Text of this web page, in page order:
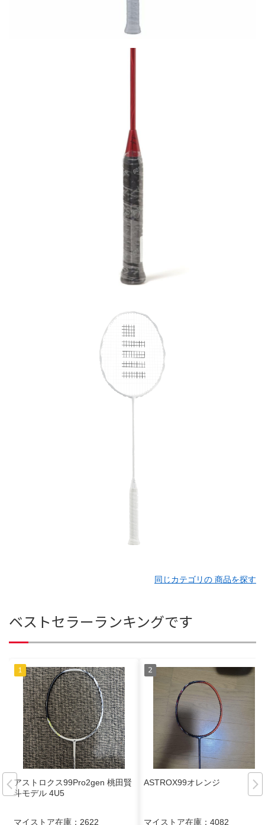
同じカテゴリの 商品を探す
ベストセラーランキングです
アストロクス99Pro2gen 桃田賢
斗モデル 4U5
マイストア在庫： 2622
ASTROX99オレンジ
マイストア在庫： 4082